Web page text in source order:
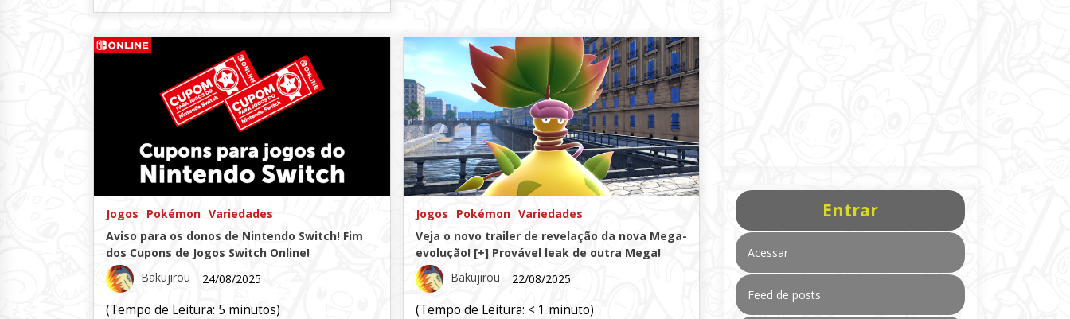
Jogos Pokémon Variedades
Aviso para os donos de Nintendo Switch! Fim
dos Cupons de Jogos Switch Online!
Bakujirou
24/08/2025
(Tempo de Leitura: 5 minutos)
Jogos Pokémon Variedades
Veja o novo trailer de revelação da nova Mega-
evolução! [+] Provável leak de outra Mega!
Bakujirou
22/08/2025
(Tempo de Leitura: < 1 minuto)
Entrar
Acessar
Feed de posts